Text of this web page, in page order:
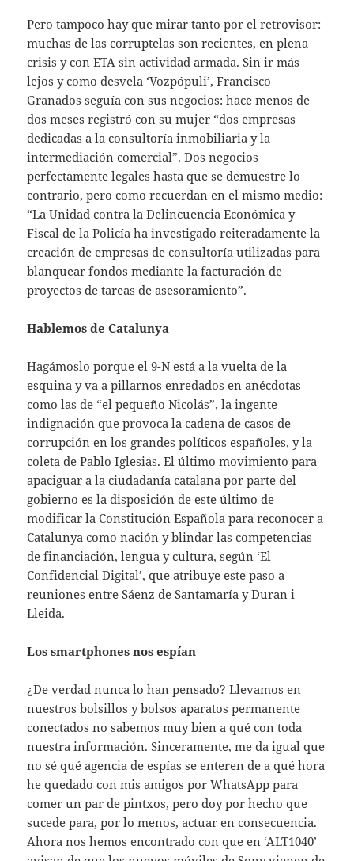
Pero tampoco hay que mirar tanto por el retrovisor:
muchas de las corruptelas son recientes, en plena
crisis y con ETA sin actividad armada. Sin ir más
lejos y como desvela ‘Vozpópuli’, Francisco
Granados seguía con sus negocios: hace menos de
dos meses registró con su mujer “dos empresas
dedicadas a la consultoría inmobiliaria y la
intermediación comercial”. Dos negocios
perfectamente legales hasta que se demuestre lo
contrario, pero como recuerdan en el mismo medio:
“La Unidad contra la Delincuencia Económica y
Fiscal de la Policía ha investigado reiteradamente la
creación de empresas de consultoría utilizadas para
blanquear fondos mediante la facturación de
proyectos de tareas de asesoramiento”.
Hablemos de Catalunya
Hagámoslo porque el 9-N está a la vuelta de la
esquina y va a pillarnos enredados en anécdotas
como las de “el pequeño Nicolás”, la ingente
indignación que provoca la cadena de casos de
corrupción en los grandes políticos españoles, y la
coleta de Pablo Iglesias. El último movimiento para
apaciguar a la ciudadanía catalana por parte del
gobierno es la disposición de este último de
modificar la Constitución Española para reconocer a
Catalunya como nación y blindar las competencias
de financiación, lengua y cultura, según ‘El
Confidencial Digital’, que atribuye este paso a
reuniones entre Sáenz de Santamaría y Duran i
Lleida.
Los smartphones nos espían
¿De verdad nunca lo han pensado? Llevamos en
nuestros bolsillos y bolsos aparatos permanente
conectados no sabemos muy bien a qué con toda
nuestra información. Sinceramente, me da igual que
no sé qué agencia de espías se enteren de a qué hora
he quedado con mis amigos por WhatsApp para
comer un par de pintxos, pero doy por hecho que
sucede para, por lo menos, actuar en consecuencia.
Ahora nos hemos encontrado con que en ‘ALT1040’